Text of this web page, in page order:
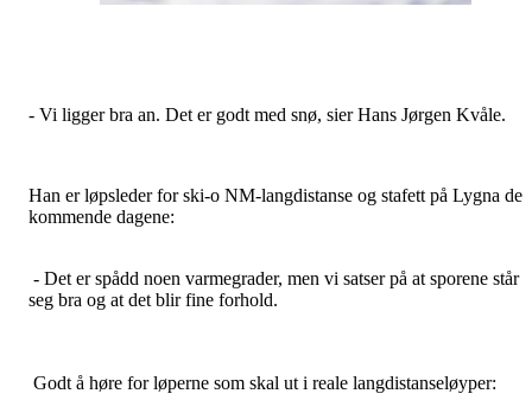
- Vi ligger bra an. Det er godt med snø, sier Hans Jørgen Kvåle.
Han er løpsleder for ski-o NM-langdistanse og stafett på Lygna de
kommende dagene:
- Det er spådd noen varmegrader, men vi satser på at sporene står
seg bra og at det blir fine forhold.
Godt å høre for løperne som skal ut i reale langdistanseløyper: